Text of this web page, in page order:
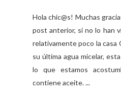
Hola chic@s! Muchas
post anterior, si no lo han
relativamente poco la casa
su última agua micelar,
lo que estamos
contiene aceite. ...